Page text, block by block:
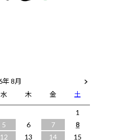
8月
水 木 金
土
1
5 6 7
8
12 13 14 15